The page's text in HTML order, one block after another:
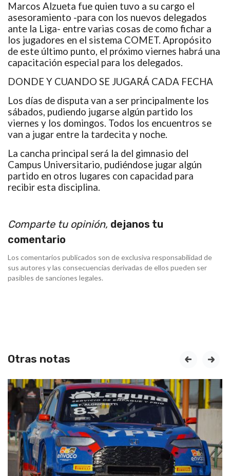
Marcos Alzueta fue quien tuvo a su cargo el
asesoramiento -para con los nuevos delegados
ante la Liga- entre varias cosas de como fichar a
los jugadores en el sistema COMET. Apropósito
de este último punto, el próximo viernes habrá una
capacitación especial para los delegados.
DONDE Y CUANDO SE JUGARÁ CADA FECHA
Los días de disputa van a ser principalmente los
sábados, pudiendo jugarse algún partido los
viernes y los domingos. Todos los encuentros se
van a jugar entre la tardecita y noche.
La cancha principal será la del gimnasio del
Campus Universitario, pudiéndose jugar algún
partido en otros lugares con capacidad para
recibir esta disciplina.
Comparte tu opinión, dejanos tu
comentario
Los comentarios publicados son de exclusiva responsabilidad de
sus autores y las consecuencias derivadas de ellos pueden ser
pasibles de sanciones legales.
Otras notas prev next